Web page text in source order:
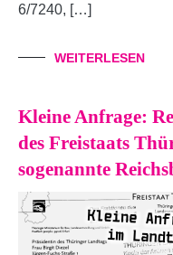
6/7240, […]
WEITERLESEN
Kleine Anfrage:
des Freistaats
sogenannte